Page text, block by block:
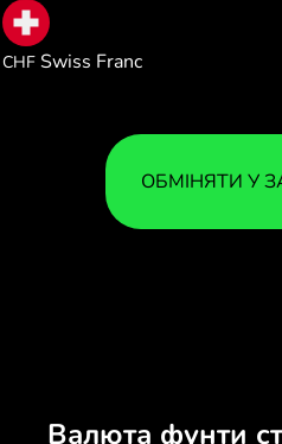
CHF Swiss Franc
ОБМІНЯТИ У
Валюта фунти